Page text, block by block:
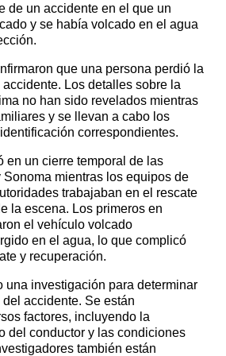
de un accidente en el que un
y se había volcado en el agua
que una persona perdió la
Los detalles sobre la
no han sido revelados mientras
y se llevan a cabo los
correspondientes.
en un cierre temporal de las
mientras los equipos de
trabajaban en el rescate
la escena. Los primeros en
el vehículo volcado
en el agua, lo que complicó
y recuperación.
una investigación para determinar
del accidente. Se están
factores, incluyendo la
del conductor y las condiciones
también están